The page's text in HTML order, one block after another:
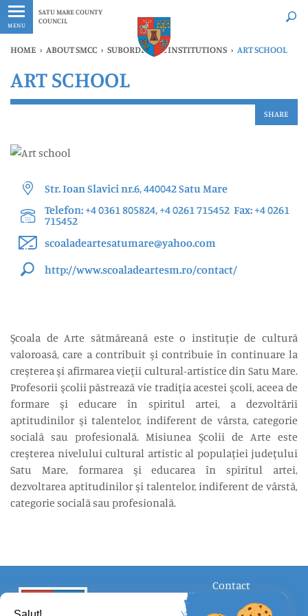
MENU
SATU MARE COUNTY
COUNCIL
Latest
HOME › ABOUT SMCC › SUBORDINATE INSTITUTIONS › ART SCHOOL
ART SCHOOL
SHARE
Str. Ioan Slavici nr.6, 440042 Satu Mare
Telefon: +4 0361 805824, +4 0261 715452 Fax: +4 0261
715452
scoaladeartesatumare@yahoo.com
http://www.scoaladeartesm.ro/contact/
Şcoala de Arte sătmăreană este o instituţie de cultură
valoroasă, care a contribuit şi contribuie în continuare la
creşterea şi afirmarea vieţii cultural-artistice din Satu Mare.
Profesorii şcolii păstrează vie tradiţia acestei şcoli, aceea de
formare şi educare în spiritul artei, a dezvoltării
aptitudinilor şi talentelor, indiferent de vârsta, categorie
socială sau profesională. Misiunea Şcolii de Arte este
creşterea nivelului cultural artistic al populaţiei judeţului
Satu Mare, formarea şi educarea în spiritul artei,
dezvoltarea aptitudinilor şi talentelor, indiferent de vârstă,
categorie socială sau profesională.
Contact
FOLLOW US